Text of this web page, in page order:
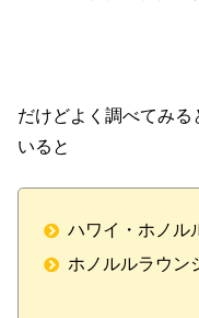
だけどよく調べてみ
いると
ハワイ・ホノル
ホノルルラウン